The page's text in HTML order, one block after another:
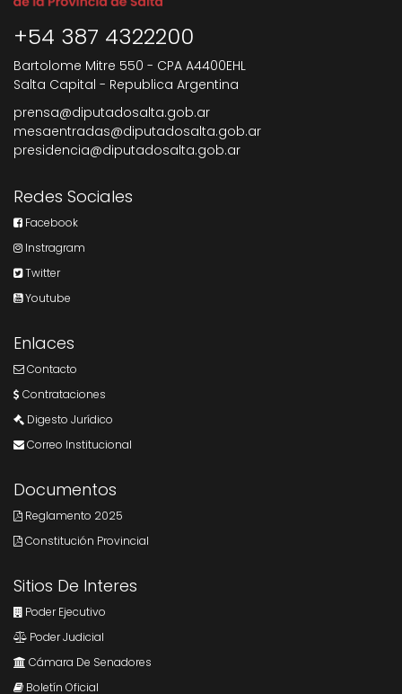
+54 387 4322200
Bartolome Mitre 550 - CPA A4400EHL
Salta Capital - Republica Argentina
prensa@diputadosalta.gob.ar
mesaentradas@diputadosalta.gob.ar
presidencia@diputadosalta.gob.ar
Redes Sociales
Facebook
Instragram
Twitter
Youtube
Enlaces
Contacto
Contrataciones
Digesto Jurídico
Correo Institucional
Documentos
Reglamento 2025
Constitución Provincial
Sitios De Interes
Poder Ejecutivo
Poder Judicial
Cámara De Senadores
Boletín Oficial